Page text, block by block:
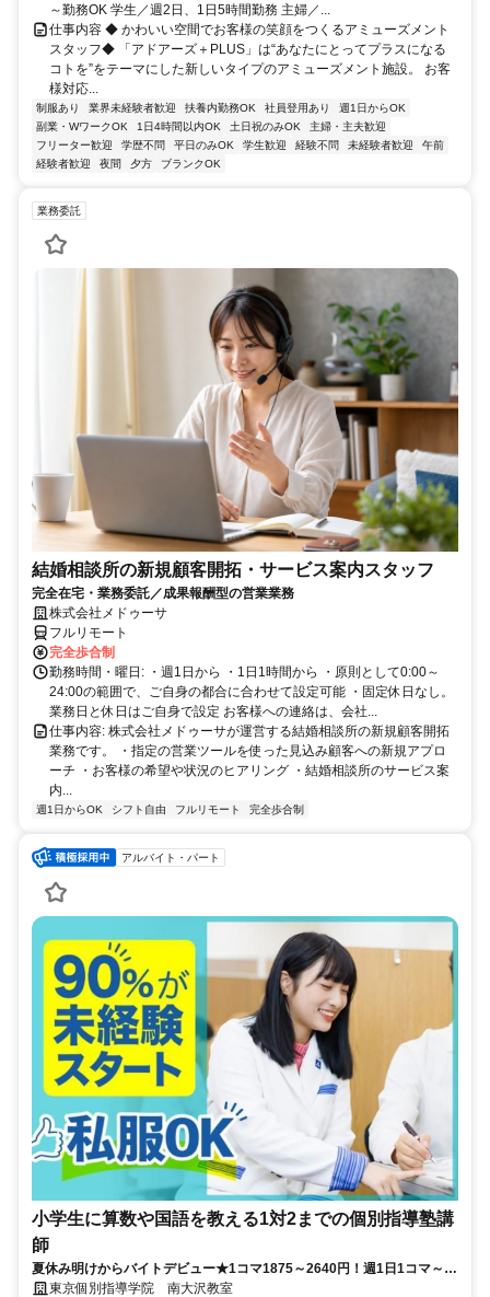
～勤務OK 学生／週2日、1日5時間勤務 主婦／...
仕事内容 ◆ かわいい空間でお客様の笑顔をつくるアミューズメント
スタッフ◆ 「アドアーズ＋PLUS」は“あなたにとってプラスになる
コトを”をテーマにした新しいタイプのアミューズメント施設。 お客
様対応...
制服あり 業界未経験者歓迎 扶養内勤務OK 社員登用あり
週1日からOK
副業・WワークOK
1日4時間以内OK 土日祝のみOK
主婦・主夫歓迎
フリーター歓迎
学歴不問 平日のみOK 学生歓迎 経験不問 未経験者歓迎
午前
経験者歓迎
夜間 夕方 ブランクOK
業務委託
結婚相談所の新規顧客開拓・サービス案内スタッフ
完全在宅・業務委託／成果報酬型の営業業務
株式会社メドゥーサ
フルリモート
完全歩合制
勤務時間・曜日: ・週1日から ・1日1時間から ・原則として0:00～
24:00の範囲で、ご自身の都合に合わせて設定可能 ・固定休日なし。
業務日と休日はご自身で設定 お客様への連絡は、会社...
仕事内容: 株式会社メドゥーサが運営する結婚相談所の新規顧客開拓
業務です。 ・指定の営業ツールを使った見込み顧客への新規アプロ
ーチ ・お客様の希望や状況のヒアリング ・結婚相談所のサービス案
内...
週1日からOK シフト自由 フルリモート 完全歩合制
アルバイト・パート
小学生に算数や国語を教える1対2までの個別指導塾講
師
夏休み明けからバイトデビュー★1コマ1875～2640円！週1日1コマ～私
服でok◎
東京個別指導学院 南大沢教室